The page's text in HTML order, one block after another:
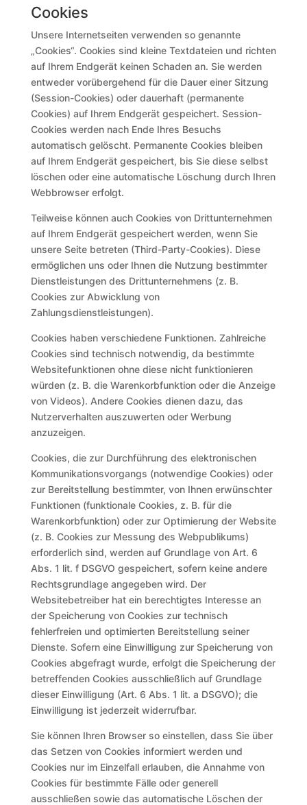
Cookies
Unsere Internetseiten verwenden so genannte
„Cookies“. Cookies sind kleine Textdateien und richten
auf Ihrem Endgerät keinen Schaden an. Sie werden
entweder vorübergehend für die Dauer einer Sitzung
(Session-Cookies) oder dauerhaft (permanente
Cookies) auf Ihrem Endgerät gespeichert. Session-
Cookies werden nach Ende Ihres Besuchs
automatisch gelöscht. Permanente Cookies bleiben
auf Ihrem Endgerät gespeichert, bis Sie diese selbst
löschen oder eine automatische Löschung durch Ihren
Webbrowser erfolgt.
Teilweise können auch Cookies von Drittunternehmen
auf Ihrem Endgerät gespeichert werden, wenn Sie
unsere Seite betreten (Third-Party-Cookies). Diese
ermöglichen uns oder Ihnen die Nutzung bestimmter
Dienstleistungen des Drittunternehmens (z. B.
Cookies zur Abwicklung von
Zahlungsdienstleistungen).
Cookies haben verschiedene Funktionen. Zahlreiche
Cookies sind technisch notwendig, da bestimmte
Websitefunktionen ohne diese nicht funktionieren
würden (z. B. die Warenkorbfunktion oder die Anzeige
von Videos). Andere Cookies dienen dazu, das
Nutzerverhalten auszuwerten oder Werbung
anzuzeigen.
Cookies, die zur Durchführung des elektronischen
Kommunikationsvorgangs (notwendige Cookies) oder
zur Bereitstellung bestimmter, von Ihnen erwünschter
Funktionen (funktionale Cookies, z. B. für die
Warenkorbfunktion) oder zur Optimierung der Website
(z. B. Cookies zur Messung des Webpublikums)
erforderlich sind, werden auf Grundlage von Art. 6
Abs. 1 lit. f DSGVO gespeichert, sofern keine andere
Rechtsgrundlage angegeben wird. Der
Websitebetreiber hat ein berechtigtes Interesse an
der Speicherung von Cookies zur technisch
fehlerfreien und optimierten Bereitstellung seiner
Dienste. Sofern eine Einwilligung zur Speicherung von
Cookies abgefragt wurde, erfolgt die Speicherung der
betreffenden Cookies ausschließlich auf Grundlage
dieser Einwilligung (Art. 6 Abs. 1 lit. a DSGVO); die
Einwilligung ist jederzeit widerrufbar.
Sie können Ihren Browser so einstellen, dass Sie über
das Setzen von Cookies informiert werden und
Cookies nur im Einzelfall erlauben, die Annahme von
Cookies für bestimmte Fälle oder generell
ausschließen sowie das automatische Löschen der